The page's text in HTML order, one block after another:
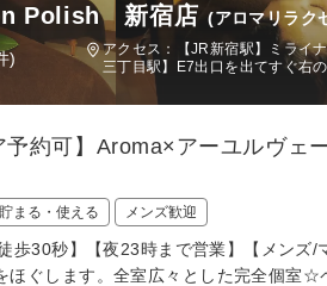
Polish 新宿店 (アロマリラク
)
アクセス：【JR新宿駅】ミライ
三丁目駅】E7出口を出てすぐ右
予約可】Aroma×アーユルヴ
まる・使える メンズ歓迎
歩30秒】【夜23時まで営業】【メン
ほぐします。全室広々とした完全個室